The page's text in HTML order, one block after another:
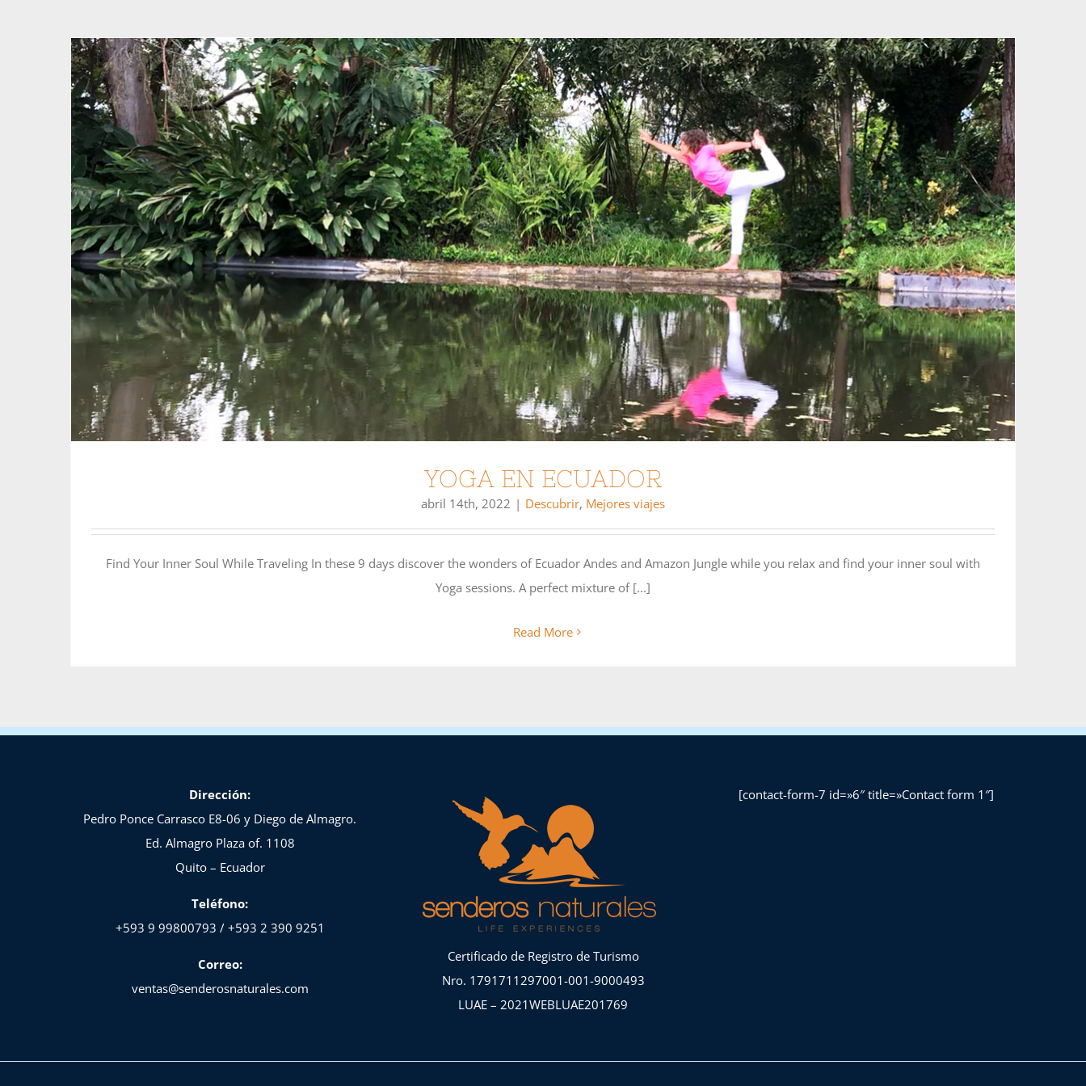
YOGA EN ECUADOR
abril 14th, 2022 | Descubrir, Mejores viajes
Find Your Inner Soul While Traveling In these 9 days discover the wonders of Ecuador Andes and Amazon Jungle while you relax and find your inner soul with
Yoga sessions. A perfect mixture of [...]
Read More
Dirección:
Pedro Ponce Carrasco E8-06 y Diego de Almagro.
Ed. Almagro Plaza of. 1108
Quito – Ecuador
Teléfono:
+593 9 99800793 / +593 2 390 9251
Correo:
ventas@senderosnaturales.com
Certificado de Registro de Turismo
Nro. 1791711297001-001-9000493
LUAE – 2021WEBLUAE201769
[contact-form-7 id=»6″ title=»Contact form 1″]